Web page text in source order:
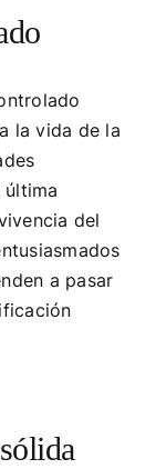
la vida de la
última
del
a pasar